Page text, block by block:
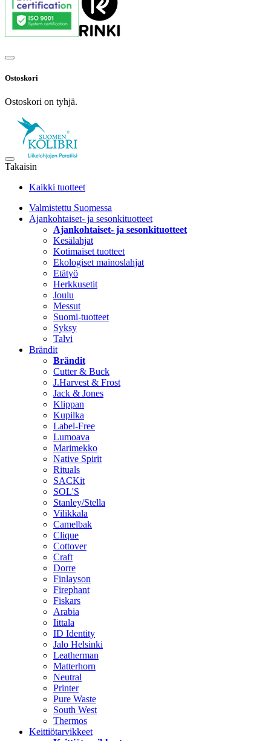
Ostoskori
Ostoskori on tyhjä.
Takaisin
Kaikki tuotteet
Valmistettu Suomessa
Ajankohtaiset- ja sesonkituotteet
Ajankohtaiset- ja sesonkituotteet
Kesälahjat
Kotimaiset tuotteet
Ekologiset mainoslahjat
Etätyö
Herkkusetit
Joulu
Messut
Suomi-tuotteet
Syksy
Talvi
Brändit
Brändit
Cutter & Buck
J.Harvest & Frost
Jack & Jones
Klippan
Kupilka
Label-Free
Lumoava
Marimekko
Native Spirit
Rituals
SACKit
SOL'S
Stanley/Stella
Vilikkala
Camelbak
Clique
Cottover
Craft
Dorre
Finlayson
Firephant
Fiskars
Arabia
Iittala
ID Identity
Jalo Helsinki
Leatherman
Matterhorn
Neutral
Printer
Pure Waste
South West
Thermos
Keittiötarvikkeet